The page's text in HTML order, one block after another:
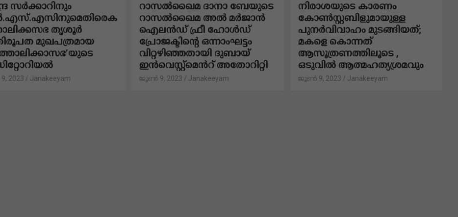
സർക്കാറിനും
തൃശൂർ
മുഖപത്രമായ
2023 Janakeeyam
റാസൽഖൈമ ദാനാ ബേയുടെ
റാസൽഖൈമ അൽ മർജാൻ
ഐലൻഡ് ഫ്രീ ഹോൾഡ്
പ്രോജക്ടിന്റെ ഒന്നാംഘട്ടം
വിറ്റഴിഞ്ഞതായി ദുബായ്
ഇൻവെസ്റ്റ്‌മെൻറ് അതോറിറ്റി
ജൂൺ 9, 2023 Janakeeyam
നിരാശയുടെ കാരണം
കോണ്‍സ്റ്റബിളുമായുള്ള
പുനര്‍വിവാഹം മുടങ്ങിയത്;
മകളെ കൊന്നത്
ആസൂത്രണത്തിലൂടെ ,
ഒടുവിൽ ആത്മഹത്യശ്രമവും
ജൂൺ 9, 2023 Janakeeyam